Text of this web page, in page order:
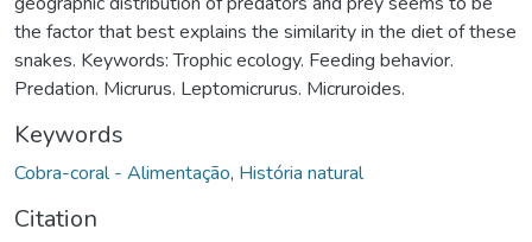
the factor that best explains the similarity in the diet of these
snakes. Keywords: Trophic ecology. Feeding behavior.
Predation. Micrurus. Leptomicrurus. Micruroides.
Keywords
Cobra-coral - Alimentação, História natural
Citation